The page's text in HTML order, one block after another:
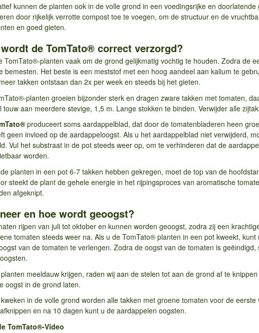
kunnen de planten ook in de volle grond in een voedingsrijke en
door rijkelijk verrotte compost toe te voegen, om de structuur en de
en goed gieten.
de TomTato® correct verzorgd?
TomTato®-planten vaak om de grond gelijkmatig vochtig te houden. Zodra de
bemesten. Het beste is een meststof met een hoog aandeel aan kalium te
takken ontstaan dan 2x per week en steeds bij het gieten.
planten groeien bijzonder sterk en dragen zware takken met tomaten,
touw aan meerdere stevige, 1,5 m. Lange stokken te binden. Verwijder alle
produceert soms aardappelblad, dat door de tomatenbladeren heen
geen invloed op de aardappeloogst. Als u het aardappelblad niet verwijderd,
Vul het substraat in de pot steeds weer op, om te verhinderen dat de
worden.
planten in een pot 6-7 takken hebben gekregen, moet de top van de
steekt de plant de gehele energie in het rijpingsproces van aromatische
afgeknipt.
en hoe wordt geoogst?
rijpen van juli tot oktober en kunnen worden geoogst, zodra zij een
tomaten steeds weer na. Als u de TomTato® planten in een pot kweekt,
van de tomaten te verlengen. Zodra de oogst van de tomaten is
meeldauw krijgen, raden wij aan de stelen tot aan de grond af te
oogst in de grond laten.
in de volle grond worden alle takken met groene tomaten voor de
en na 10 dagen kunt u de aardappelen oogsten.
TomTato®-Video